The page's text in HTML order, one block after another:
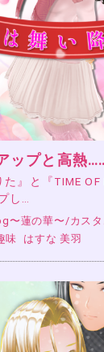
ップと高熱
』と『TIME OF
し…
〜蓮の華〜/カス
味 はすな 美羽